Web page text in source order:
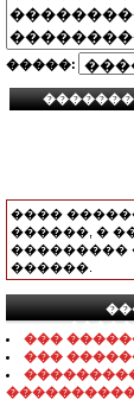
�����:
����
������, �
���������
������.
���
���